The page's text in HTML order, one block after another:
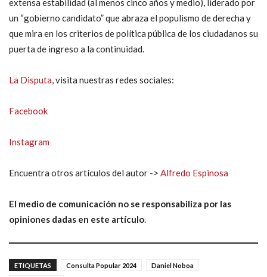
extensa estabilidad (al menos cinco años y medio), liderado por
un “gobierno candidato” que abraza el populismo de derecha y
que mira en los criterios de política pública de los ciudadanos su
puerta de ingreso a la continuidad.
La Disputa, visita nuestras redes sociales:
Facebook
Instagram
Encuentra otros artículos del autor -> Alfredo Espinosa
El medio de comunicación no se responsabiliza por las
opiniones dadas en este artículo.
ETIQUETAS Consulta Popular 2024 Daniel Noboa